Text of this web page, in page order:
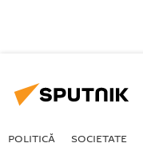
POLITICĂ SOCIETATE